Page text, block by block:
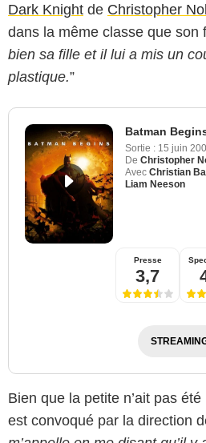
Dark Knight de Christopher
dans la même classe que son
bien sa fille et il lui a mis un
plastique.”
Batman
Sortie : 15 juin
De Christopher
Avec Christian
Liam Neeson
Presse
3,7
Bien que la petite n’ait pas été
est convoqué par la direction